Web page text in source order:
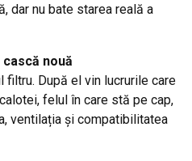
dar nu bate starea reală a
nouă
filtru. După el vin lucrurile care
felul în care stă pe cap,
ventilația și compatibilitatea